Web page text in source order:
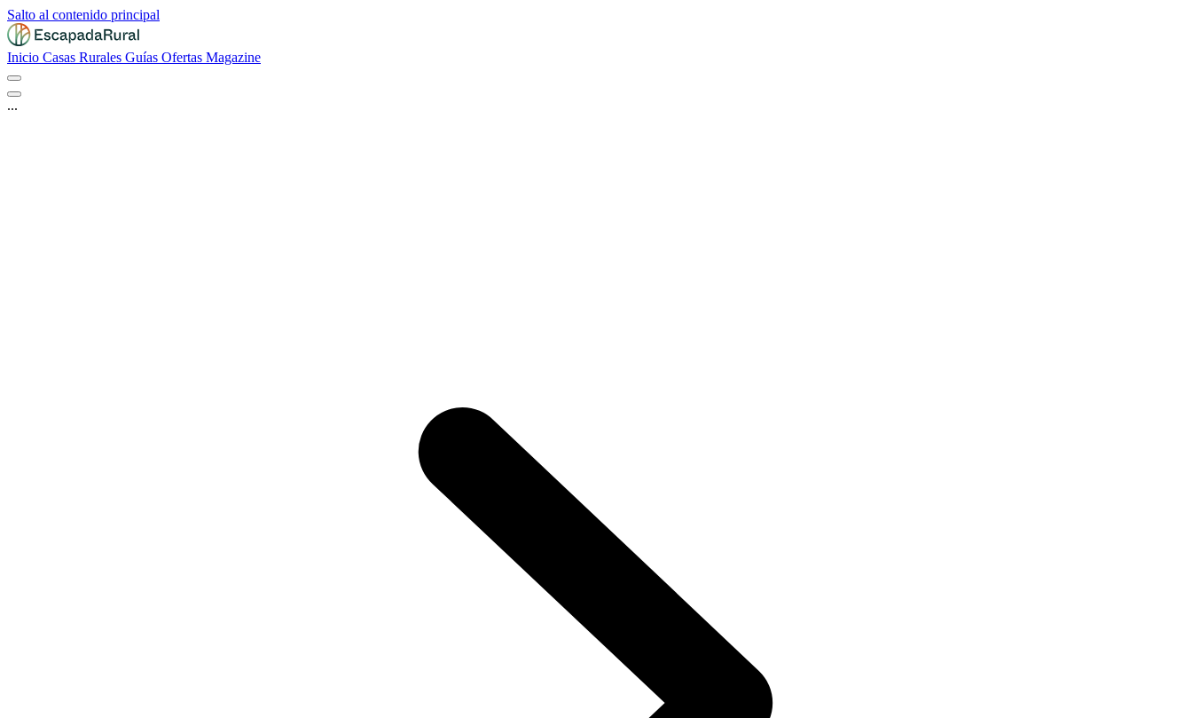
Salto al contenido principal
Inicio Casas Rurales Guías Ofertas Magazine
...